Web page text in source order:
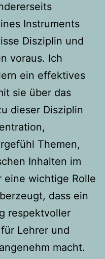
Instruments
Disziplin und
voraus. Ich
ein effektives
sie über das
dieser Disziplin
Themen,
Inhalten im
eine wichtige Rolle
dass ein
respektvoller
Lehrer und
macht.